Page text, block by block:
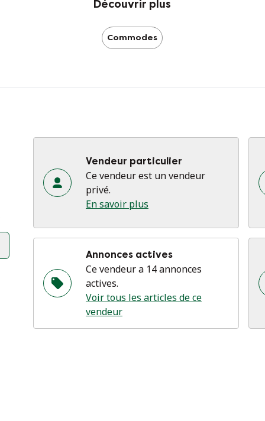
Découvrir plus
Commodes
Vendeur particulier
Ce vendeur est un vendeur
privé.
En savoir plus
Annonces actives
Ce vendeur a 14 annonces
actives.
Voir tous les articles de ce
vendeur